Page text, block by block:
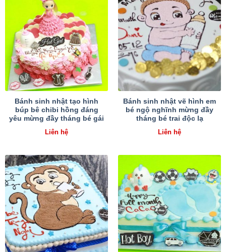
Bánh sinh nhật tạo hình
búp bê chibi hồng đáng
yêu mừng đầy tháng bé gái
Liên hệ
Bánh sinh nhật vẽ hình em
bé ngộ nghĩnh mừng đầy
tháng bé trai độc lạ
Liên hệ